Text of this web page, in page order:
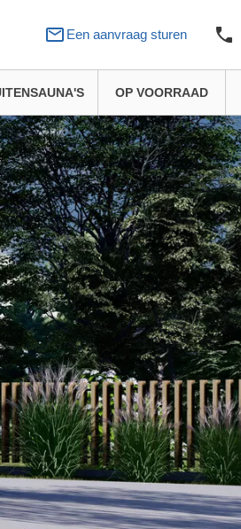
Een aanvraag sturen
OP VOORRAAD